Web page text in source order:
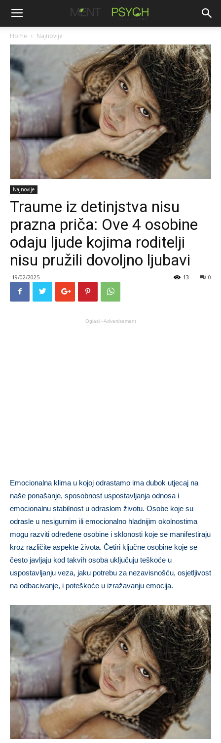
Home Najnovije
Najnovije
Traume iz detinjstva nisu
prazna priča: Ove 4 osobine
odaju ljude kojima roditelji
nisu pružili dovoljno ljubavi
19/02/2025 0
13
Oglasi - Advertisement
Emocionalna klima u kojoj odrastamo ima dubok utjecaj na
naše ponašanje, sposobnost uspostavljanja odnosa i
emocionalnu stabilnost u odraslom životu. Osobe koje su
odrasle u nesigurnim ili emocionalno hladnijim okolnostima
mogu razviti određene osobine i sklonosti koje se manifestiraju
kroz različite aspekte života. Četiri ključne osobine koje se
često javljaju kod takvih osoba uključuju teškoće u
uspostavljanju veza, jaku potrebu za nezavisnošću, osjetljivost
na odbacivanje, i poteškoće u izražavanju emocija.